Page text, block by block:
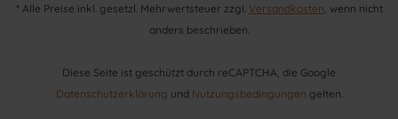
* Alle Preise inkl. gesetzl. Mehrwertsteuer zzgl. Versandkosten , wenn nicht
anders beschrieben.
Diese Seite ist geschützt durch reCAPTCHA, die Google
Datenschutzerklärung und Nutzungsbedingungen gelten.